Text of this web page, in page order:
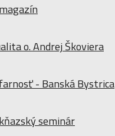
o. Andrej Škoviera
- Banská Bystrica
seminár